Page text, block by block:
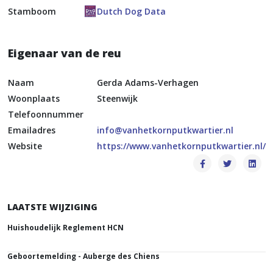
Stamboom
Dutch Dog Data
Eigenaar van de reu
Naam
Gerda Adams-Verhagen
Woonplaats
Steenwijk
Telefoonnummer
Emailadres
info@vanhetkornputkwartier.nl
Website
https://www.vanhetkornputkwartier.nl/
LAATSTE WIJZIGING
Huishoudelijk Reglement HCN
Geboortemelding - Auberge des Chiens